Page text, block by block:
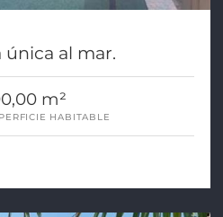
única al mar.
m²
HABITABLE